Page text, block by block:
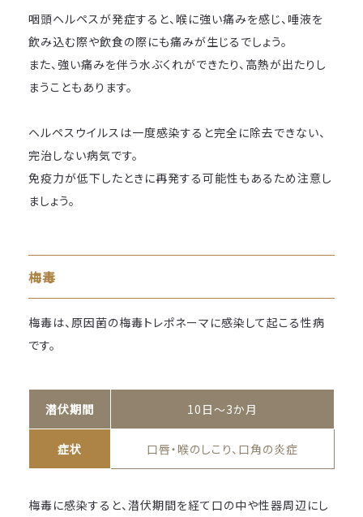
咽頭ヘルペスが発症すると、喉に強い痛みを感じ、唾液を
飲み込む際や飲食の際にも痛みが生じるでしょう。
また、強い痛みを伴う水ぶくれができたり、高熱が出たりし
まうこともあります。
ヘルペスウイルスは一度感染すると完全に除去できない、
完治しない病気です。
免疫力が低下したときに再発する可能性もあるため注意し
ましょう。
梅毒
梅毒は、原因菌の梅毒トレポネーマに感染して起こる性病
です。
潜伏期間 10日～3か月
症状 口唇・喉のしこり、口角の炎症
梅毒に感染すると、潜伏期間を経て口の中や性器周辺にし